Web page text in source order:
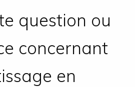
question ou
concernant
en